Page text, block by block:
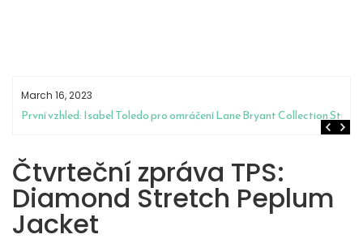
March 16, 2023
První vzhled: Isabel Toledo pro omráčení Lane Bryant Collection Stuns
Čtvrteční zpráva TPS:
Diamond Stretch Peplum
Jacket